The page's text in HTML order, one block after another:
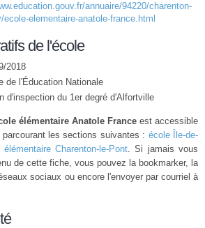
annuaire/94220/charenton-
ecole-elementaire-anatole-france.html
de l'école
2018
de l'Éducation Nationale
d'inspection du 1er degré d'Alfortville
élémentaire Anatole France est accessible
les sections suivantes : école Île-de-
élémentaire Charenton-le-Pont. Si jamais vous
de cette fiche, vous pouvez la bookmarker, la
sociaux ou encore l'envoyer par courriel à